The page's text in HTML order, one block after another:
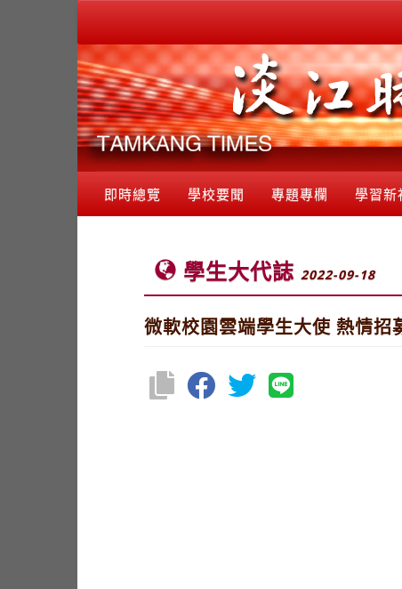
即時總覽 學校要聞 專題專欄 學習新
學生大代誌 2022-09-18
微軟校園雲端學生大使 熱情招